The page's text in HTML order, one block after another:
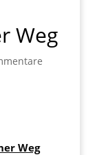
Weg
Weg